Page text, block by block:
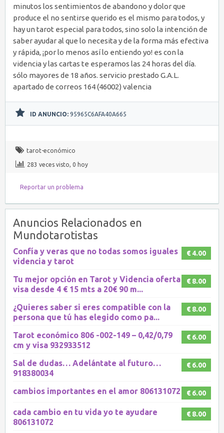
minutos los sentimientos de abandono y dolor que
produce el no sentirse querido es el mismo para todos, y
hay un tarot especial para todos, sino solo la intención de
saber ayudar al que lo necesita y de la forma más efectiva
y rápida, ¡por lo menos así lo entiendo yo! es con la
videncia y las cartas te esperamos las 24 horas del día.
sólo mayores de 18 años. servicio prestado G.A.L.
apartado de correos 164 (46002) valencia
ID ANUNCIO: 95965C6AFA40A665
tarot-económico
283 veces visto, 0 hoy
Reportar un problema
Anuncios Relacionados en
Mundotarotistas
€ 4.00
Confía y veras que no todas somos iguales
videncia y tarot
€ 8.00
Tu mejor opción en Tarot y Videncia oferta
visa desde 4 € 15 mts a 20€ 90 m...
€ 8.00
¿Quieres saber si eres compatible con la
persona que tú has elegido como pa...
€ 6.00
Tarot económico 806 -002-149 – 0,42/0,79
cm y visa 932933512
€ 6.00
Sal de dudas… Adelántate al futuro…
918380034
€ 6.00
cambios importantes en el amor 806131072
€ 8.00
cada cambio en tu vida yo te ayudare
806131072